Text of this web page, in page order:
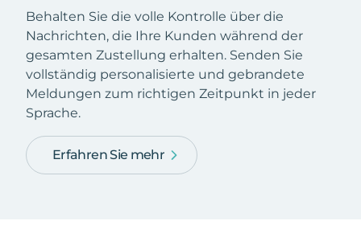
Behalten Sie die volle Kontrolle über die
Nachrichten, die Ihre Kunden während der
gesamten Zustellung erhalten. Senden Sie
vollständig personalisierte und gebrandete
Meldungen zum richtigen Zeitpunkt in jeder
Sprache.
Erfahren Sie mehr